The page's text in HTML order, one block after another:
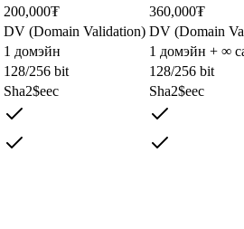
200,000₮
360,000₮
DV (Domain Validation) DV (Domain
1 домэйн
1 домэйн + ∞
128/256 bit
128/256 bit
Sha2$eec
Sha2$eec